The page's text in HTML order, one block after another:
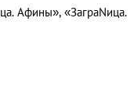
Афины», «ЗаграNица.